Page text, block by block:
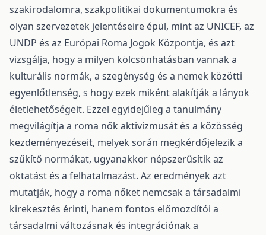
szakirodalomra, szakpolitikai dokumentumokra és
olyan szervezetek jelentéseire épül, mint az UNICEF, az
UNDP és az Európai Roma Jogok Központja, és azt
vizsgálja, hogy a milyen kölcsönhatásban vannak a
kulturális normák, a szegénység és a nemek közötti
egyenlőtlenség, s hogy ezek miként alakítják a lányok
életlehetőségeit. Ezzel egyidejűleg a tanulmány
megvilágítja a roma nők aktivizmusát és a közösség
kezdeményezéseit, melyek során megkérdőjelezik a
szűkítő normákat, ugyanakkor népszerűsítik az
oktatást és a felhatalmazást. Az eredmények azt
mutatják, hogy a roma nőket nemcsak a társadalmi
kirekesztés érinti, hanem fontos előmozdítói a
társadalmi változásnak és integrációnak a